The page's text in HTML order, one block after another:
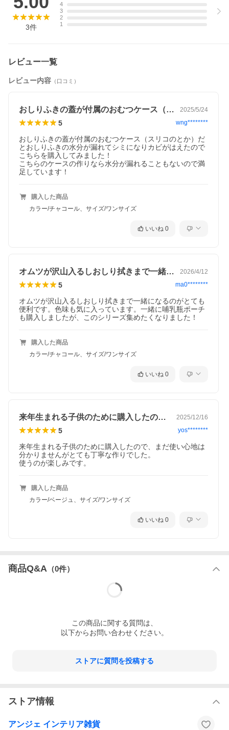
ファスナーでぎゅっと圧縮
おむつセットの究極コンパクト術
赤ちゃんとのお出かけは、おむつに替えの肌着に服…と、バッグ
かさ張るおむつや着替えもまとめて詰めて、サイドのファスナー
grid柄のピンク＆ブルーが新登場
しました！どちらも柔らかな雰囲気で、持ち歩きやすいカラーで
3件
4
3
2
1
レビュー一覧
レビュー内容 （口コミ）
おしりふきの蓋が付属のおむつケース（ス… 2025/5/24
5 wng********
おしりふきの蓋が付属のおむつケース（スリコのとか）だ
とおしりふきの水分が漏れてシミになりカビがはえたので
こちらを購入してみました！
こちらのケースの作りなら水分が漏れることもないので満
足しています！
購入した商品
カラー/チャコール、サイズ/ワンサイズ
いいね 0
オムツが沢山入るしおしり拭きまで一緒に… 2026/4/12
5 ma0********
オムツが沢山入るしおしり拭きまで一緒になるのがとても
便利です。色味も気に入っています。一緒に哺乳瓶ポーチ
も購入しましたが、このシリーズ集めたくなりました！
購入した商品
カラー/チャコール、サイズ/ワンサイズ
いいね 0
来年生まれる子供のために購入したので、… 2025/12/16
5 yos********
来年生まれる子供のために購入したので、まだ使い心地は
分かりませんがとても丁寧な作りでした。
購入した商品
カラー/ベージュ、サイズ/ワンサイズ
いいね 0
商品Q&A （0件）
この商品に関する質問は、
以下からお問い合わせください。
ストアに質問を投稿する
ストア情報
アンジェ インテリア雑貨